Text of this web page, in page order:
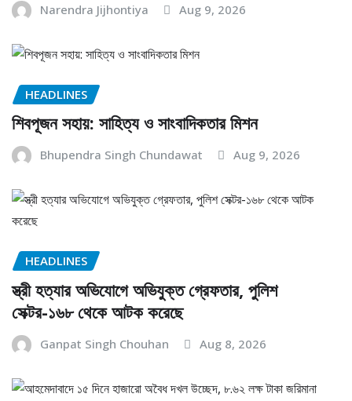
Narendra Jijhontiya Aug 9, 2026
HEADLINES
শিবপূজন সহায়: সাহিত্য ও সাংবাদিকতার মিশন
Bhupendra Singh Chundawat Aug 9, 2026
HEADLINES
স্ত্রী হত্যার অভিযোগে অভিযুক্ত গ্রেফতার, পুলিশ
সেক্টর-১৬৮ থেকে আটক করেছে
Ganpat Singh Chouhan Aug 8, 2026